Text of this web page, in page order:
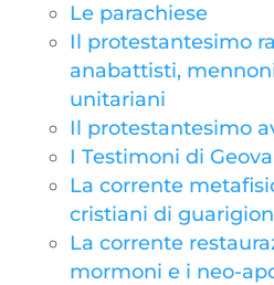
Le parachiese
Il protestantesimo
anabattisti,
unitariani
Il protestantesimo
I Testimoni di
La corrente
cristiani di
La corrente
mormoni e i neo-